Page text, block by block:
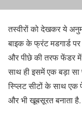
तस्वीरों को देखकर ये
बाइक के फ्रंट मडगार्ड
और पीछे की तरफ फेंडर में
साथ ही इसमें एक बड़ा
स्प्लिट सीटों के साथ एक
और भी खूबसूरत बनाता है.